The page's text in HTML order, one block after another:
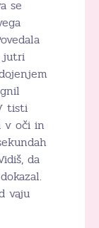
se
jutri
tisti
v oči in
da
vaju